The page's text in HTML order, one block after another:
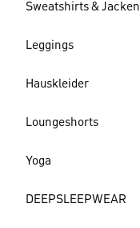
Sweatshirts & Jacken
Leggings
Hauskleider
Loungeshorts
Yoga
DEEPSLEEPWEAR